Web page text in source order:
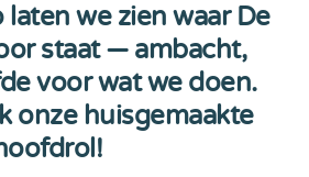
laten we zien waar De
staat — ambacht,
voor wat we doen.
onze huisgemaakte